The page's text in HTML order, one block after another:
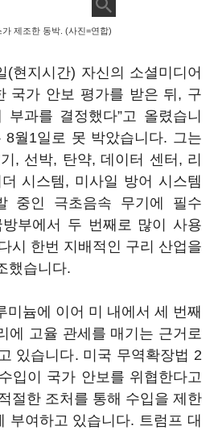
가 제조한 동박. (사진=연합)
(현지시간) 자신의 소셜미디어
국가 안보 평가를 받은 뒤, 구
과를 결정했다”고 올렸습니
월1일로 못 박았습니다. 그는
, 선박, 탄약, 데이터 센터, 리
시스템, 미사일 방어 시스템
중인 극초음속 무기에 필수
방부에서 두 번째로 많이 사용
시 한번 지배적인 구리 산업을
했습니다.
미늄에 이어 미 내에서 세 번째
에 고율 관세를 매기는 근거로
있습니다. 미국 무역확장법 2
입이 국가 안보를 위협한다고
절한 조처를 통해 수입을 제한
부여하고 있습니다. 트럼프 대